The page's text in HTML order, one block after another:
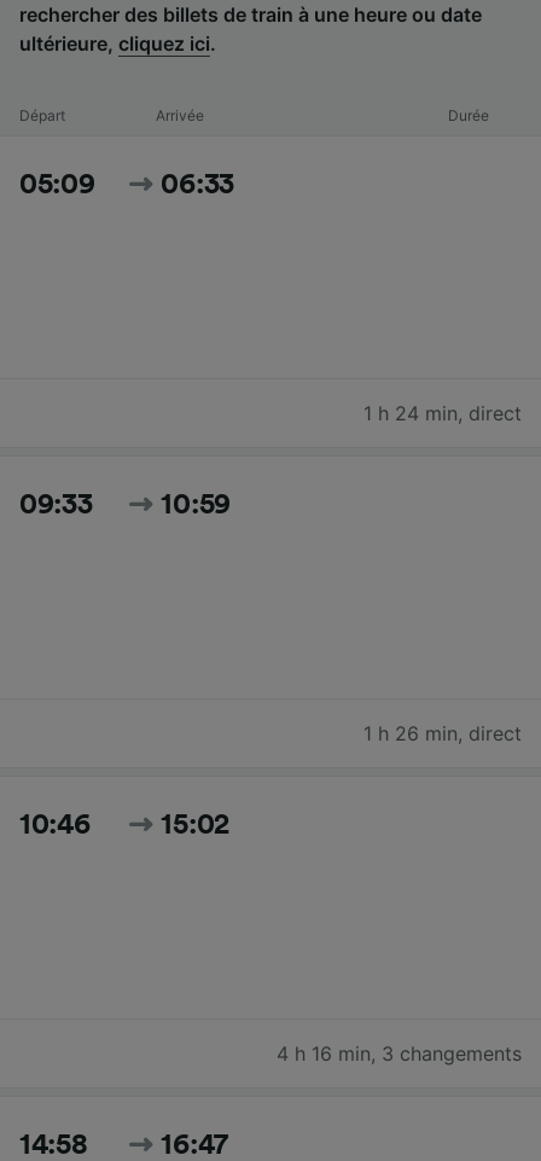
rechercher des billets de train à une heure ou date
ultérieure, cliquez ici.
Départ Arrivée Durée
05:09 06:33
1 h 24 min, direct
09:33 10:59
1 h 26 min, direct
10:46 15:02
4 h 16 min, 3 changements
14:58 16:47